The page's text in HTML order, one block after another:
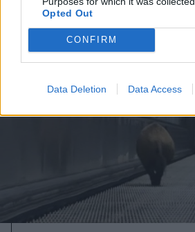
Opted Out
CONFIRM
Data Deletion Data Access